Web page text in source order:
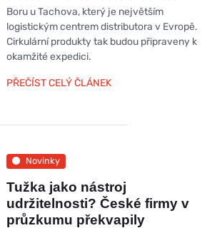
Boru u Tachova, který je největším
logistickým centrem distributora v Evropě.
Cirkulární produkty tak budou připraveny k
okamžité expedici.
PŘEČÍST CELÝ ČLÁNEK
Novinky
Tužka jako nástroj
udržitelnosti? České firmy v
průzkumu překvapily